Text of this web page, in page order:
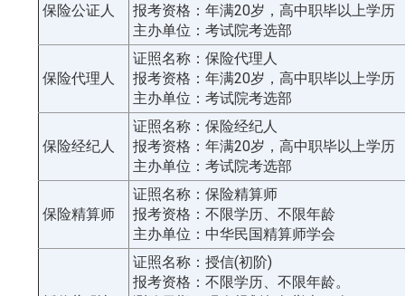
保险公证人
报考资格：年满20岁，高中职毕以上学历
主办单位：考试院考选部
保险代理人
证照名称：保险代理人
报考资格：年满20岁，高中职毕以上学历
主办单位：考试院考选部
保险经纪人
证照名称：保险经纪人
报考资格：年满20岁，高中职毕以上学历
主办单位：考试院考选部
保险精算师
证照名称：保险精算师
报考资格：不限学历、不限年龄
主办单位：中华民国精算师学会
证照名称：授信(初阶)
报考资格：不限学历、不限年龄。